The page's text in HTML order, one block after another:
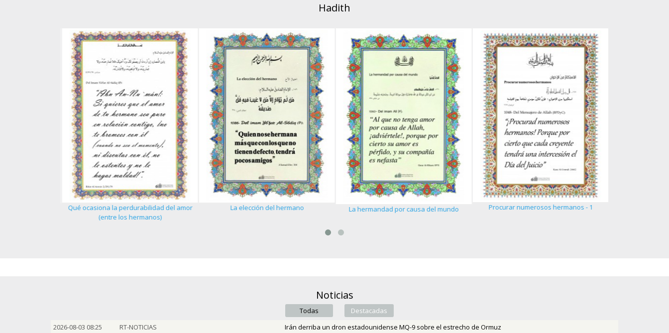
Hadith
Qué ocasiona la perdurabilidad del amor
(entre los hermanos)
La elección del hermano La hermandad por causa del mundo Procurar numerosos hermanos - 1
Noticias
Todas Destacadas
2026-08-03 08:25
RT-NOTICIAS
Irán derriba un dron estadounidense MQ-9 sobre el estrecho de Ormuz